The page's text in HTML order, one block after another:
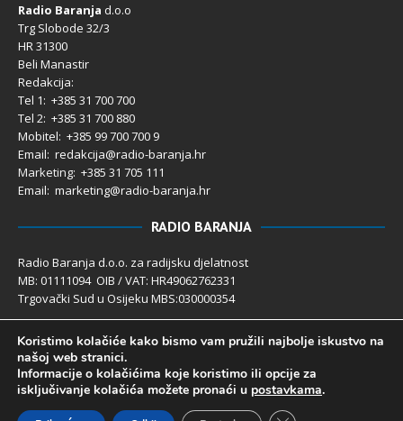
Radio Baranja d.o.o
Trg Slobode 32/3
HR 31300
Beli Manastir
Redakcija:
Tel 1: +385 31 700 700
Tel 2: +385 31 700 880
Mobitel: +385 99 700 700 9
Email: redakcija@radio-baranja.hr
Marketing: +385 31 705 111
Email: marketing@radio-baranja.hr
RADIO BARANJA
Radio Baranja d.o.o. za radijsku djelatnost
MB: 01111094 OIB / VAT: HR49062762331
Trgovački Sud u Osijeku MBS:030000354
Temeljni kapital 2.600,00 € uplaćen u cijelosti
Poslovni račun PBZ: 2340009-1100121402
IBAN: HR4123400091100121402
Uprava društva: Ivanka Rusan
Koristimo kolačiće kako bismo vam pružili najbolje iskustvo na
našoj web stranici.
Informacije o kolačićima koje koristimo ili opcije za
isključivanje kolačića možete pronaći u postavkama.